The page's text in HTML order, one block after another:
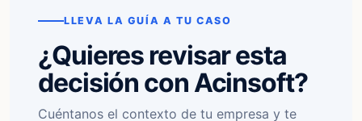
LLEVA LA GUÍA A TU CASO
¿Quieres revisar esta
decisión con Acinsoft?
Cuéntanos el contexto de tu empresa y te